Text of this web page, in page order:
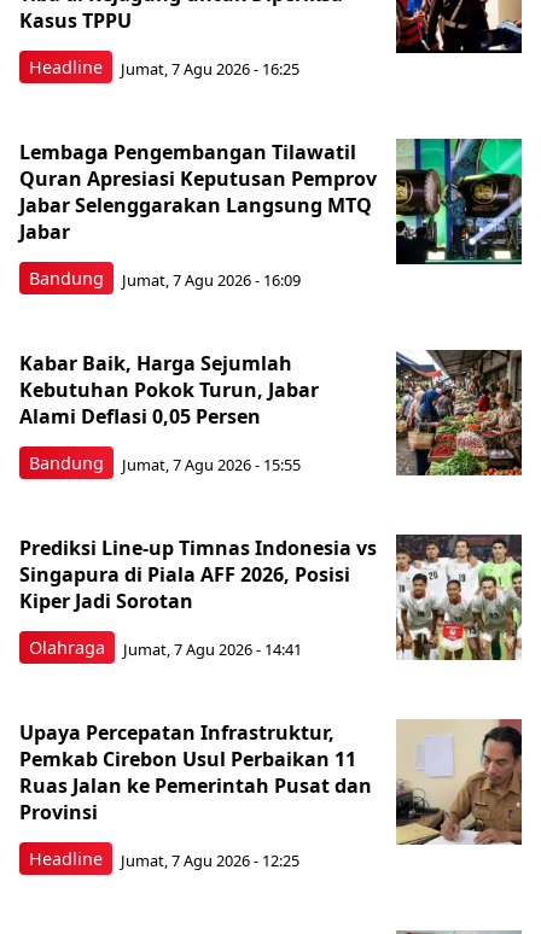
Headline
Kasus TPPU
Jumat, 7 Agu 2026 - 16:25
Bandung
Lembaga Pengembangan Tilawatil
Quran Apresiasi Keputusan Pemprov
Jabar Selenggarakan Langsung MTQ
Jabar
Jumat, 7 Agu 2026 - 16:09
Bandung
Kabar Baik, Harga Sejumlah
Kebutuhan Pokok Turun, Jabar
Alami Deflasi 0,05 Persen
Jumat, 7 Agu 2026 - 15:55
Olahraga
Prediksi Line-up Timnas Indonesia vs
Singapura di Piala AFF 2026, Posisi
Kiper Jadi Sorotan
Jumat, 7 Agu 2026 - 14:41
Headline
Upaya Percepatan Infrastruktur,
Pemkab Cirebon Usul Perbaikan 11
Ruas Jalan ke Pemerintah Pusat dan
Provinsi
Jumat, 7 Agu 2026 - 12:25